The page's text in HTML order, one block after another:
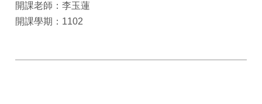
開課老師：李玉蓮
開課學期：1102